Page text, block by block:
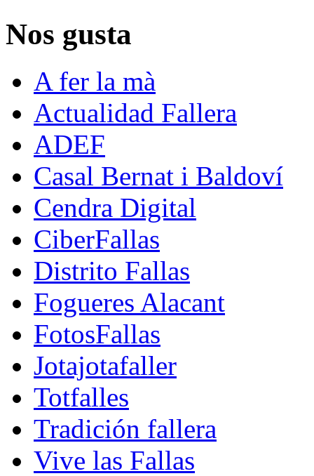
Nos gusta
A fer la mà
Actualidad Fallera
ADEF
Casal Bernat i Baldoví
Cendra Digital
CiberFallas
Distrito Fallas
Fogueres Alacant
FotosFallas
Jotajotafaller
Totfalles
Tradición fallera
Vive las Fallas